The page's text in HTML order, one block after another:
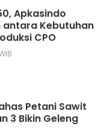
Apkasindo
Kebutuhan
CPO
Petani Sawit
3 Bikin Geleng